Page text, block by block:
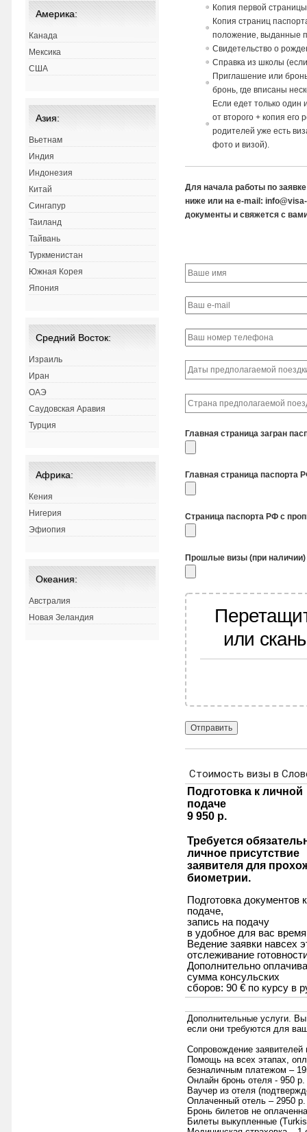
Копия первой
Копия страниц
положение,выданные
Свидетельство о
Справка из школы
Приглашение или
бронь, гдевписаны
Если едет только
отвторого + копия его
родителей уже есть
фото и визой).
Для начала работы по
ниже или на e-mail:
документы и свяжется с
Главная страница загран
Главная страница паспорта
Страница паспорта РФ с
Прошлые визы (при наличии)
или
Америка:
Канада
Мексика
США
Азия:
Вьетнам
Индия
Индонезия
Китай
Сингапур
Таиланд
Тайвань
Туркменистан
Южная Корея
Япония
Средний Восток:
Израиль
Иран
ОАЭ
Саудовская Аравия
Турция
Африка:
Кения
Нигерия
Эфиопия
Океания:
Австралия
Новая Зеландия